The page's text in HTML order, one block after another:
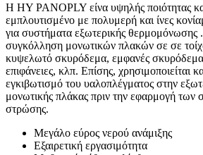
Η HY PANOPLY είνα υψηλής ποιότητας
εμπλουτισμένο με πολυμερή και ίνες
για συστήματα εξωτερικής θερμομόνωσης .
συγκόλληση μονωτικών πλακών σε σε
κυψελωτό σκυρόδεμα, εμφανές
επιφάνειες, κλπ. Επίσης, χρησιμοποιείται
εγκιβωτισμό του υαλοπλέγματος στην
μονωτικής πλάκας πριν την εφαρμογή των
στρώσης.
Μεγάλο εύρος νερού ανάμιξης
Εξαιρετική εργασιμότητα